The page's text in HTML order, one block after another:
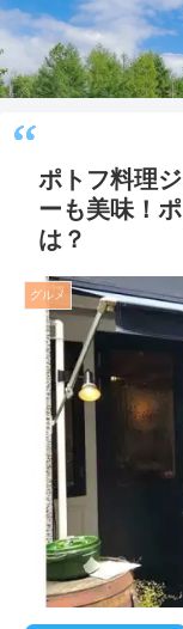
ポトフ料理
ーも美味！
は？
グルメ